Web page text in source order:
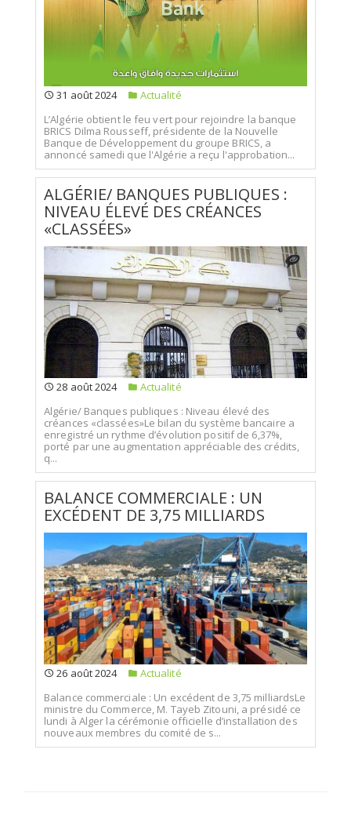
31 août 2024
Actualité
L’Algérie obtient le feu vert pour rejoindre la banque
BRICS Dilma Rousseff, présidente de la Nouvelle
Banque de Développement du groupe BRICS, a
annoncé samedi que l'Algérie a reçu l'approbation...
ALGÉRIE/ BANQUES PUBLIQUES :
NIVEAU ÉLEVÉ DES CRÉANCES
«CLASSÉES»
28 août 2024
Actualité
Algérie/ Banques publiques : Niveau élevé des
créances «classées»Le bilan du système bancaire a
enregistré un rythme d’évolution positif de 6,37%,
porté par une augmentation appréciable des crédits,
q...
BALANCE COMMERCIALE : UN
EXCÉDENT DE 3,75 MILLIARDS
26 août 2024
Actualité
Balance commerciale : Un excédent de 3,75 milliardsLe
ministre du Commerce, M. Tayeb Zitouni, a présidé ce
lundi à Alger la cérémonie officielle d’installation des
nouveaux membres du comité de s...